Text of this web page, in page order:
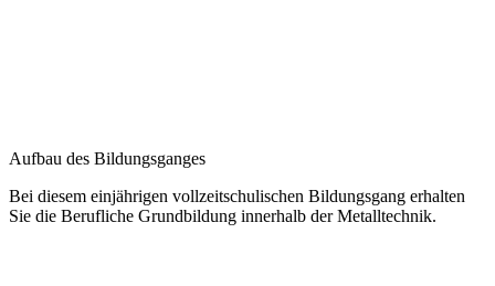
Aufbau des Bildungsganges
Bei diesem einjährigen vollzeitschulischen Bildungsgang erhalten
Sie die Berufliche Grundbildung innerhalb der Metalltechnik.